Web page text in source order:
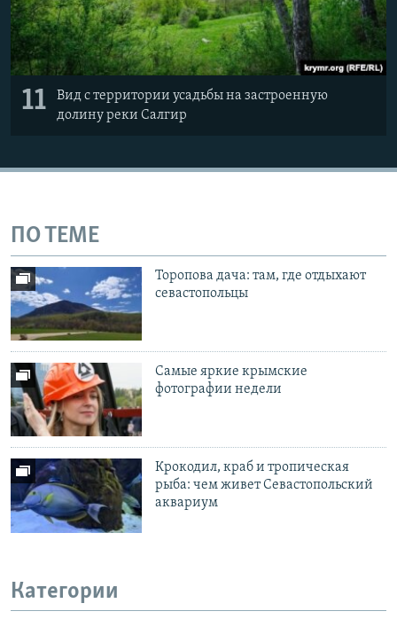
11
​Вид с территории усадьбы на застроенную
долину реки Салгир
ПО ТЕМЕ
Торопова дача: там, где отдыхают
севастопольцы
Самые яркие крымские
фотографии недели
Крокодил, краб и тропическая
рыба: чем живет Севастопольский
аквариум
Категории